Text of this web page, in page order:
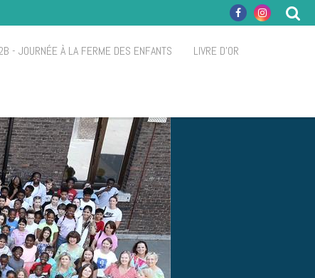
- JOURNÉE À LA FERME DES ENFANTS LIVRE D'OR